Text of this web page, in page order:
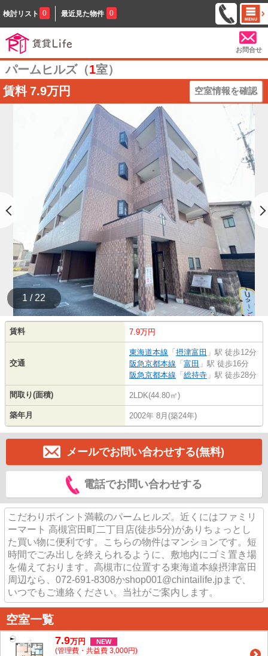
検討リスト 0 最近見た物件 0
お問合せ
パームヒルズ（1室）
賃料 7.9万円 空室情報を確認
1 / 22
賃料 7.9万円
交通
東海道本線 「 摂津富田 」駅 徒歩12分
阪急京都本線 「 富田 」駅 徒歩16分
阪急京都本線 「 総持寺 」駅 徒歩28分
間取り(面積) 2LDK(44.80㎡)
築年月 2002年 8月(築24年)
メールでお問い合わせする(無料)
電話でお問い合わせする
こだわりポイント満載のパームヒルズ。近くにはファミリ
ーマート 高槻宮田町二丁目店(徒歩5分)がありちょっとし
た買い物に便利です。こちらの物件はマンションです。短
時間でごみ出しを終えられるように、敷地内にゴミ置き場
を備えております。高槻市に位置する東海道本線摂津富田
周辺なら、072-691-8308かshop001@chintailife.jpまで、
いつでもご連絡ください。当社がご案内します。
空室一覧
7.9万円 NEW
(管理費・共益費 3,000円)